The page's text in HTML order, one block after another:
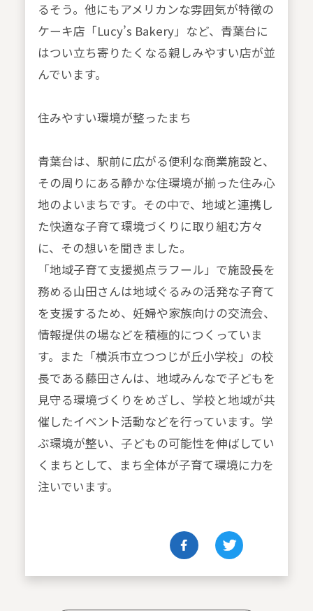
るそう。他にもアメリカンな雰囲気が特徴の
ケーキ店「Lucy’s Bakery」など、青葉台に
はつい立ち寄りたくなる親しみやすい店が並
んでいます。
住みやすい環境が整ったまち
青葉台は、駅前に広がる便利な商業施設と、
その周りにある静かな住環境が揃った住み心
地のよいまちです。その中で、地域と連携し
た快適な子育て環境づくりに取り組む方々
に、その想いを聞きました。
「地域子育て支援拠点ラフール」で施設長を
務める山田さんは地域ぐるみの活発な子育て
を支援するため、妊婦や家族向けの交流会、
情報提供の場などを積極的につくっていま
す。また「横浜市立つつじが丘小学校」の校
長である藤田さんは、地域みんなで子どもを
見守る環境づくりをめざし、学校と地域が共
催したイベント活動などを行っています。学
ぶ環境が整い、子どもの可能性を伸ばしてい
くまちとして、まち全体が子育て環境に力を
注いでいます。